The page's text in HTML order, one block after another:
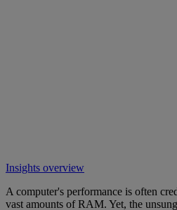
Insights overview
A computer's performance is often
vast amounts of RAM. Yet, the